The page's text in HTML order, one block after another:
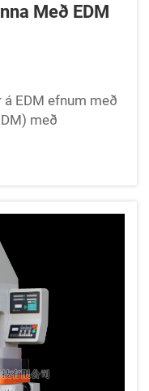
Með EDM
EDM efnum með
með
framleiðslu í
til að...